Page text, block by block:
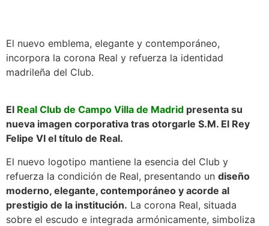
El nuevo emblema, elegante y contemporáneo,
incorpora la corona Real y refuerza la identidad
madrileña del Club.
El Real Club de Campo Villa de Madrid presenta su
nueva imagen corporativa tras otorgarle S.M. El Rey
Felipe VI el título de Real.
El nuevo logotipo mantiene la esencia del Club y
refuerza la condición de Real, presentando un diseño
moderno, elegante, contemporáneo y acorde al
prestigio de la institución. La corona Real, situada
sobre el escudo e integrada armónicamente, simboliza